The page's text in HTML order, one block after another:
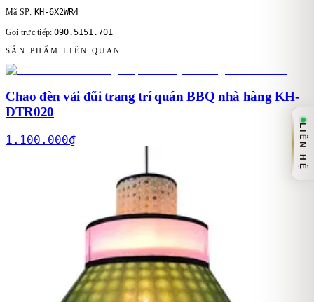
Mã SP: KH-6X2WR4
Gọi trực tiếp:090.5151.701
SẢN PHẨM LIÊN QUAN
Chao đèn vải đũi trang trí quán BBQ nhà hàng KH-
DTR020
1.100.000₫ LIÊN HỆ